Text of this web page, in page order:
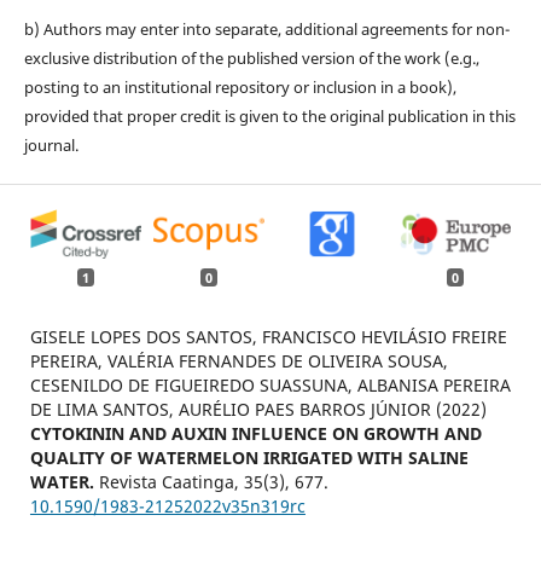
b) Authors may enter into separate, additional agreements for non-
exclusive distribution of the published version of the work (e.g.,
posting to an institutional repository or inclusion in a book),
provided that proper credit is given to the original publication in this
journal.
1 0 0
GISELE LOPES DOS SANTOS, FRANCISCO HEVILÁSIO FREIRE
PEREIRA, VALÉRIA FERNANDES DE OLIVEIRA SOUSA,
CESENILDO DE FIGUEIREDO SUASSUNA, ALBANISA PEREIRA
DE LIMA SANTOS, AURÉLIO PAES BARROS JÚNIOR (2022)
CYTOKININ AND AUXIN INFLUENCE ON GROWTH AND
QUALITY OF WATERMELON IRRIGATED WITH SALINE
WATER. Revista Caatinga, 35(3), 677.
10.1590/1983-21252022v35n319rc